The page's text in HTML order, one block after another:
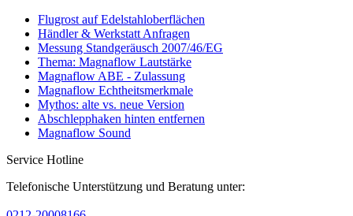
Flugrost auf Edelstahloberflächen
Händler & Werkstatt Anfragen
Messung Standgeräusch 2007/46/EG
Thema: Magnaflow Lautstärke
Magnaflow ABE - Zulassung
Magnaflow Echtheitsmerkmale
Mythos: alte vs. neue Version
Abschlepphaken hinten entfernen
Magnaflow Sound
Service Hotline
Telefonische Unterstützung und Beratung unter: